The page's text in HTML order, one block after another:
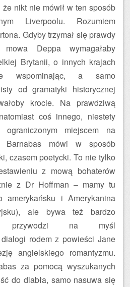
nikt nie mówił w ten sposób
Liverpoolu. Rozumiem
Gdyby trzymał się prawdy
mowa Deppa wymagałaby
Brytanii, o innych krajach
wspominając, a samo
od gramatyki historycznej
krocie. Na prawdziwą
coś innego, niestety
miejscem na
Barnabas mówi w sposób
czasem poetycki. To nie tylko
z mową bohaterów
z Dr Hoffman – mamy tu
amerykańsku i Amerykanina
ale bywa też bardzo
przywodzi na myśl
rodem z powieści Jane
angielskiego romantyzmu.
za pomocą wyszukanych
do diabła, samo nasuwa się